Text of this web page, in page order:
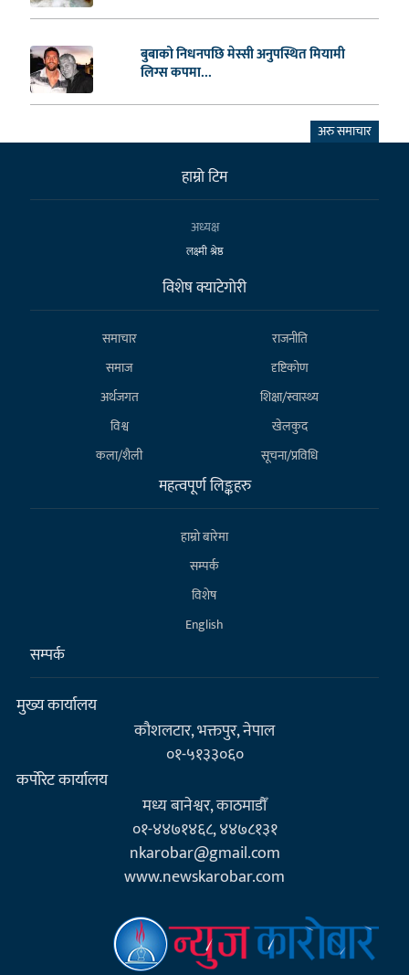
बुबाको निधनपछि मेस्सी अनुपस्थित मियामी
लिग्स कपमा...
अरु समाचार
हाम्राे टिम
अध्यक्ष
लक्ष्मी श्रेष्ठ
विशेष क्याटेगाेरी
समाचार
राजनीति
समाज
दृष्टिकोण
अर्थजगत
शिक्षा/स्वास्थ्य
विश्व
खेलकुद
कला/शैली
सूचना/प्रविधि
महत्वपूर्ण लिङ्कहरु
हाम्राे बारेमा
सम्पर्क
विशेष
English
सम्पर्क
मुख्य कार्यालय
कौशलटार, भक्तपुर, नेपाल
०१-५१३३०६०
कर्पाेरेट कार्यालय
मध्य बानेश्वर, काठमाडौँ
०१-४४७१४६८, ४४७८१३१
nkarobar@gmail.com
www.newskarobar.com